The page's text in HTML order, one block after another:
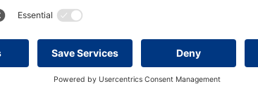
2
in 07180 Santa Ponsa